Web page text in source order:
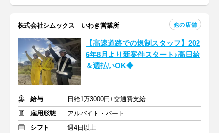
株式会社シムックス いわき営業所 他の店舗
【高速道路での規制スタッフ】202
6年8月より新案件スタート♪高日給
＆週払いOK◆
給与
日給1万3000円+交通費支給
雇用形態
アルバイト・パート
シフト
週4日以上